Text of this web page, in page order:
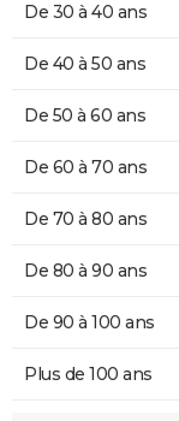
De 30 à 40 ans
De 40 à 50 ans
De 50 à 60 ans
De 60 à 70 ans
De 70 à 80 ans
De 80 à 90 ans
De 90 à 100 ans
Plus de 100 ans